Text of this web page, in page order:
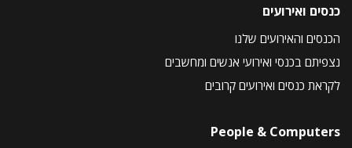
כנסים ואירועים
הכנסים והאירועים שלנו
נצפיתם בכנסי ואירועי אנשים ומחשבים
לקראת כנסים ואירועים קרובים
People & Computers